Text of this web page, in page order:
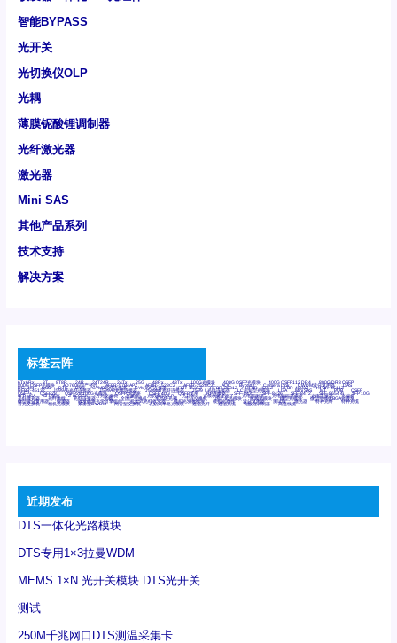
智能BYPASS
光开关
光切换仪OLP
光耦
薄膜铌酸锂调制器
光纤激光器
激光器
Mini SAS
其他产品系列
技术支持
解决方案
标签云阵
6Tx6Rx 8T 8T8R 24R 24T24R 24Tx 25G 48Rx 48Tx 100G光模块 400G OSFP光模块 400G QSFP112 DR4 800G DR8 OSFP
800G OSFP光模块 AD7606国产替代 AFBR-57B4APZ AFBR-1528CZ AFBR-2528CZ AOC Bypass Camera Link CWDM波分复用器 DAS
DC~4M DSS DTS DVS GYMB光纤连接器 GYM光纤连接器 HFBR-1531Z HFBR-2531Z HFBR-4501Z HFBR-4503Z HFBR-4511Z
HFBR-4513Z J599A6光纤连接器 J599A8光电连接器 J599MT光纤连接器 J599Ⅰ光电连接器 LC超短型光模块 LGA Mini SAS MT POB QSFP
QSFP+ QSFP28 QSFP28 100G光模块 QSFP28笼座 QSFP 40G QSFP笼座 RP连接器 SFF-8431 SFF-8436 SFF-8472 SFF-8654 4i SFP 10G
SFP MSA SFP笼座 Z-BLOCK 万兆交换机 交换机 光切换仪OLP 光开关 光模块笼子座子 光电探测器 光电编码器模块 光电连接器 光端机
光纤激光器 光纤跳线 光纤连接器 光耦 全国产交换机 军品级光耦 千兆交换机 国产化光模块 射频光模块 微型光模块 微型可插拔BGA光模块
微型波分复用器 探测器 收发模块光学引擎组件 机架式光纤收发器 模拟光发射模块 模拟光器件 波分复用器 测试版 激光器 特种光纤 特种光缆
百兆交换机 相机光模块 紧凑型DWDM 网管型交换机 表贴式单路光模块 通信光纤 通信光缆 铌酸锂调制器 高速线缆
近期发布
DTS一体化光路模块
DTS专用1×3拉曼WDM
MEMS 1×N 光开关模块 DTS光开关
测试
250M千兆网口DTS测温采集卡